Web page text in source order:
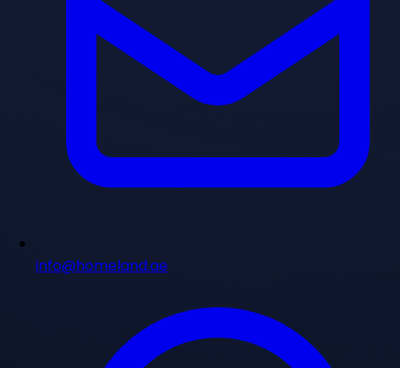
info@homeland.ae